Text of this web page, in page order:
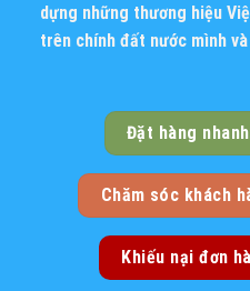
dựng những thương hiệu
trên chính đất nước mình
Đặt hàng
Chăm sóc khách
Khiếu nại đơn